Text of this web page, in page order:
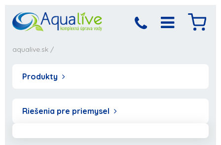
aqualive.sk /
Produkty
Riešenia pre priemysel